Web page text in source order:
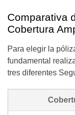
Comparativa
Cobertura
Para elegir la
fundamental
tres diferentes